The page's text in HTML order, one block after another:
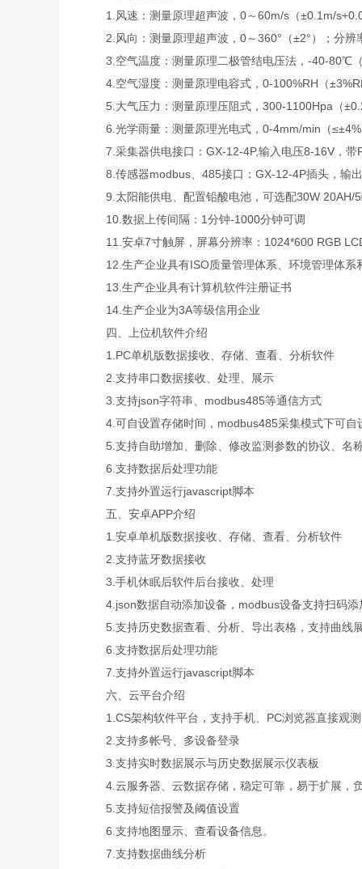
1.风速：测量原理超声波，0～60m/s（±0.1m/
2.风向：测量原理超声波，0～360°（±2°）；分辨
3.空气温度：测量原理二极管结电压法，-40-80℃
4.空气湿度：测量原理电容式，0-100%RH（
5.大气压力：测量原理压阻式，300-1100Hpa（
6.光学雨量：测量原理光电式，0-4mm/min（≤±4%
7.采集器供电接口：GX-12-4P,输入电压8-16V，带
8.传感器modbus、485接口：GX-12-4P插头，输出
9.太阳能供电、配置铅酸电池，可选配30W 20AH/
10.数据上传间隔：1分钟-1000分钟可调
11.安卓7寸触屏，屏幕分辨率：1024*600 RGB
12.生产企业具有ISO质量管理体系、环境管理体系
13.生产企业具有计算机软件注册证书
14.生产企业为3A等级信用企业
四、上位机软件介绍
1.PC单机版数据接收、存储、查看、分析软件
2.支持串口数据接收、处理、展示
3.支持json字符串、modbus485等通信方式
4.可自设置存储时间，modbus485采集模式下可自
5.支持自助增加、删除、修改监测参数的协议、名
6.支持数据后处理功能
7.支持外置运行javascript脚本
五、安卓APP介绍
1.安卓单机版数据接收、存储、查看、分析软件
2.支持蓝牙数据接收
3.手机休眠后软件后台接收、处理
4.json数据自动添加设备，modbus设备支持扫码添
5.支持历史数据查看、分析、导出表格，支持曲线
6.支持数据后处理功能
7.支持外置运行javascript脚本
六、云平台介绍
1.CS架构软件平台，支持手机、PC浏览器直接观测
2.支持多帐号、多设备登录
3.支持实时数据展示与历史数据展示仪表板
4.云服务器、云数据存储，稳定可靠，易于扩展，
5.支持短信报警及阈值设置
6.支持地图显示、查看设备信息。
7.支持数据曲线分析